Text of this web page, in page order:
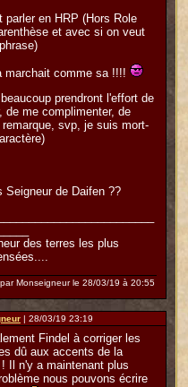
parler en HRP (Hors Role
et avec si on veut
marchait comme sa !!!!
prendront l'effort de
de me complimenter, de
remarque, svp, je suis mort-
Seigneur de Daifen ??
des terres les plus
Monseigneur le 28/03/19 à 20:55
| 28/03/19 23:19
Findel à corriger les
dû aux accents de la
Il n'y a maintenant plus
nous pouvons écrire